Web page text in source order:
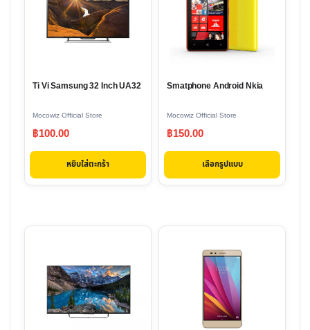
Ti Vi Samsung 32 Inch UA32
Mocowiz Official Store
฿100.00
หยิบใส่ตะกร้า
Smatphone Android Nkia
Mocowiz Official Store
฿150.00
เลือกรูปแบบ
multiple
variants.
may
chosen
on
the
product